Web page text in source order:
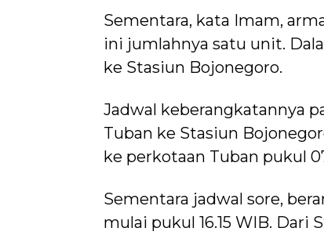
Sementara, kata Imam,
ini jumlahnya satu unit.
ke Stasiun Bojonegoro.
Jadwal keberangkatannya
Tuban ke Stasiun
ke perkotaan Tuban pukul
Sementara jadwal sore,
mulai pukul 16.15 WIB.